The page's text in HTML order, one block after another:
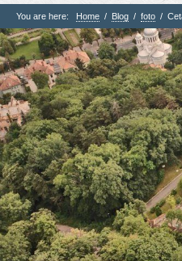
1. Pagini
Acasa
Contact
Contribuie si tu
Despre proiect
Din arhiva orasului
Editii anterioare
Panorame
2. Finantatori
You are here: Home / Blog / foto /